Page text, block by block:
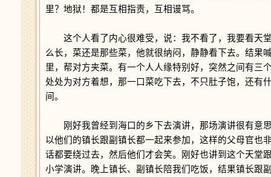
里？地狱！都是互相指责，互相谩骂。
这个人看了内心很难受，说：我不看了，我要看天
么长，菜还是那些菜，他就很纳闷，静静看下去。结果
里，帮对方夹菜。有一个人人缘特别好，突然之间有三
处处为对方着想，那一口菜吃下去，不只肚子饱，还有
间。
刚好我曾经到海口的乡下去演讲，那场演讲很有意
以他们的镇长跟副镇长都一起来参加，这样的父母官也
话都要绕过去，然后他们才会笑。刚好也讲到这个天堂
小学演讲。晚上镇长、副镇长陪我们吃饭，结果镇长跟